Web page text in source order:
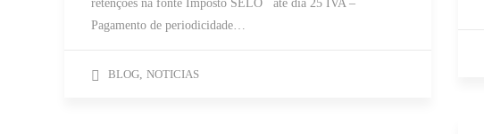
retenções na fonte Imposto SELO até dia 25 IVA –
Pagamento de periodicidade…
BLOG, NOTICIAS